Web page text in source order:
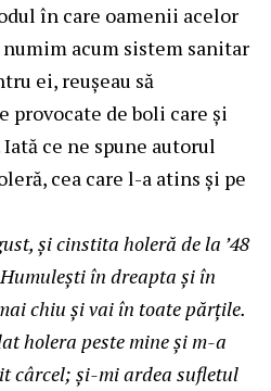
în care oamenii acelor
acum sistem sanitar
ei, reușeau să
provocate de boli care și
ce ne spune autorul
cea care l-a atins și pe
şi cinstita holeră de la ’48
în dreapta şi în
chiu şi vai în toate părţile.
holera peste mine şi m-a
cârcel; şi-mi ardea sufletul